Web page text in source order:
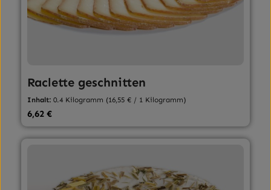
Raclette geschnitten
Inhalt:0.4 Kilogramm (16,55 € / 1 Kilogramm)
Regulärer Preis:
6,62 €